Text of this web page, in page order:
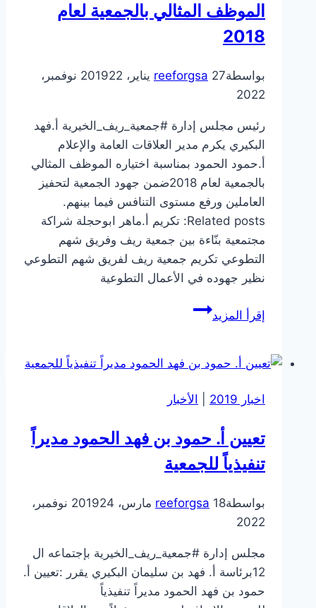
الموظف المثالي بالجمعية لعام
2018
بواسطة reeforgsa 27 يناير، 2019
22 نوفمبر،
2022
رئيس مجلس إدارة #جمعية_ريف_الخيرية أ.فهد
البكيري يكرم مدير العلاقات العامة والإعلام
أ.حمود الحمود بمناسبة اختياره الموظف المثالي
بالجمعية لعام 2018ضمن جهود الجمعية لتحفيز
العاملين ورفع مستوى التنافس فيما بينهم.
Related posts: تكريم أ.ماهر ابوحجلة شراكة
مجتمعية بنّاءة بين جمعية ريف وفريق شهم
التطوعي تكريم جمعية ريف لفريق شهم التطوعي
نظير جهوده في الأعمال التطوعية
إقرأ المزيدالموظف
لعام
اخبار 2019
الأخبار
تعيين أ. حمود بن فهد الحمود مديراً
تنفيذياً للجمعية
بواسطة reeforgsa 18 مارس، 2019
24 نوفمبر،
2022
مجلس إدارة #جمعية_ريف_الخيرية بإجتماعه ال
12برئاسة أ. فهد بن سليمان البكيري يقرر :تعيين أ.
حمود بن فهد الحمود مديراً تنفيذياً